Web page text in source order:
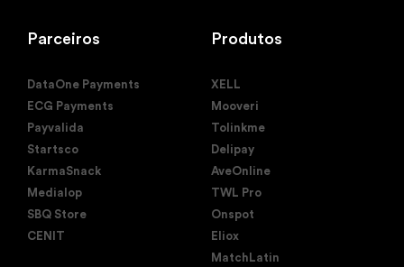
Parceiros
DataOne Payments
ECG Payments
Payvalida
Startsco
KarmaSnack
Medialop
SBQ Store
CENIT
Produtos
XELL
Mooveri
Tolinkme
Delipay
AveOnline
TWL Pro
Onspot
Eliox
MatchLatin